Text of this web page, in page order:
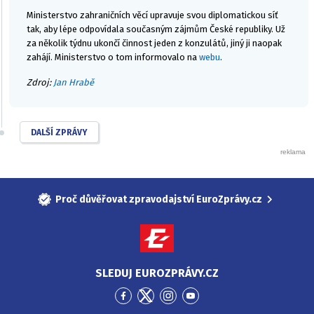
Ministerstvo zahraničních věcí upravuje svou diplomatickou síť
tak, aby lépe odpovídala současným zájmům České republiky. Už
za několik týdnu ukončí činnost jeden z konzulátů, jiný ji naopak
zahájí. Ministerstvo o tom informovalo na webu.
Zdroj: Jan Hrabě
DALŠÍ ZPRÁVY
Proč důvěřovat zpravodajství EuroZprávy.cz
SLEDUJ EUROZPRÁVY.CZ
PřejítPřejítPřejítPřejít